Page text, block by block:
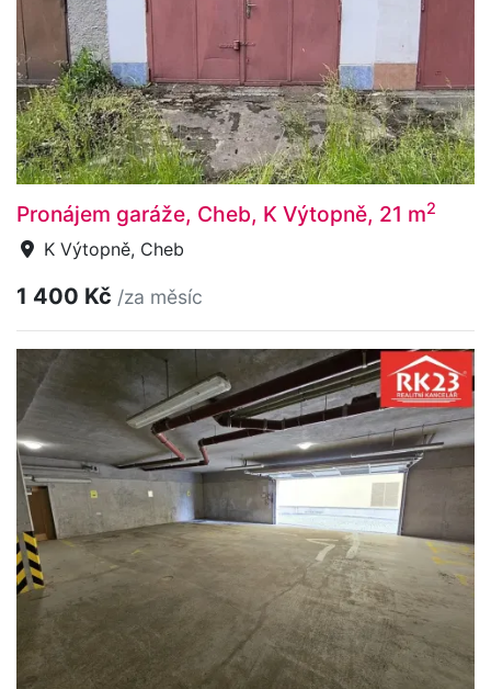
Pronájem garáže, Cheb, K Výtopně, 21 m2
K Výtopně, Cheb
1 400 Kč /za měsíc